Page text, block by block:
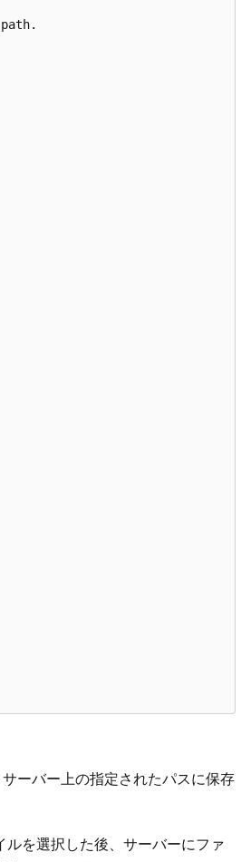
ーバー上の指定されたパスに保存
を選択した後、サーバーにファ